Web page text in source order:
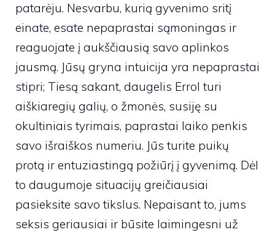
patarėju. Nesvarbu, kurią gyvenimo sritį
einate, esate nepaprastai sąmoningas ir
reaguojate į aukščiausią savo aplinkos
jausmą. Jūsų gryna intuicija yra nepaprastai
stipri; Tiesą sakant, daugelis Errol turi
aiškiaregių galių, o žmonės, susiję su
okultiniais tyrimais, paprastai laiko penkis
savo išraiškos numeriu. Jūs turite puikų
protą ir entuziastingą požiūrį į gyvenimą. Dėl
to daugumoje situacijų greičiausiai
pasieksite savo tikslus. Nepaisant to, jums
seksis geriausiai ir būsite laimingesni už